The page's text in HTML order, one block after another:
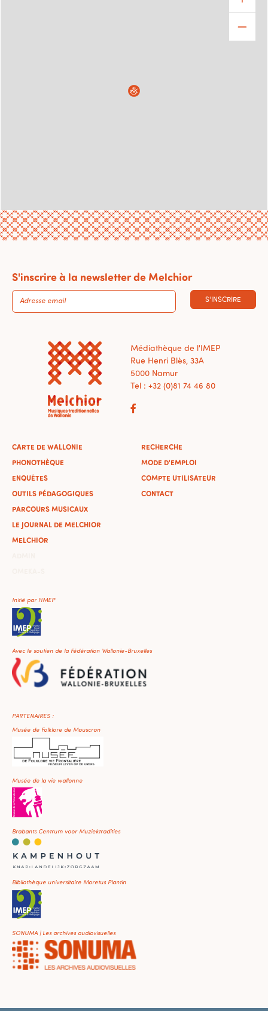
S'inscrire à la newsletter de Melchior
S'INSCRIRE
Médiathèque de l'IMEP
Rue Henri Blès, 33A
5000 Namur
Tel : +32 (0)81 74 46 80
CARTE DE WALLONIE
PHONOTHÈQUE
ENQUÊTES
OUTILS PÉDAGOGIQUES
PARCOURS MUSICAUX
LE JOURNAL DE MELCHIOR
MELCHIOR
RECHERCHE
MODE D'EMPLOI
COMPTE UTILISATEUR
CONTACT
Initié par l'IMEP
Avec le soutien de la Fédération Wallonie-Bruxelles
PARTENAIRES :
Musée de Folklore de Mouscron
Musée de la vie wallonne
Brabants Centrum voor Muziektradities
Bibliothèque universitaire Moretus Plantin
SONUMA | Les archives audiovisuelles